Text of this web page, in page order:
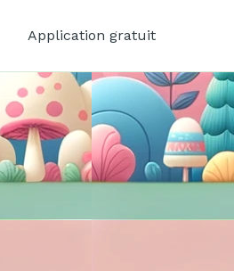
Application gratuit